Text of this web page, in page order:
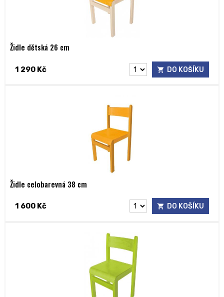
Židle dětská 26 cm
1 290 Kč DO KOŠÍKU
Židle celobarevná 38 cm
1 600 Kč DO KOŠÍKU